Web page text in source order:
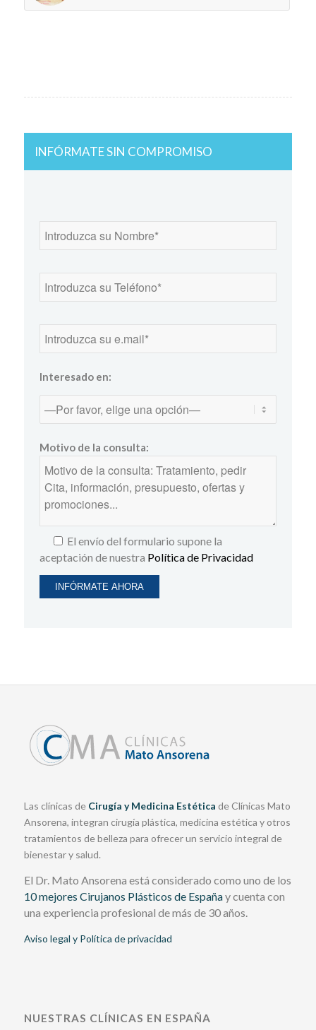
INFÓRMATE SIN COMPROMISO
Interesado en:
Motivo de la consulta:
El envío del formulario supone la
aceptación de nuestra Política de Privacidad
Las clínicas de Cirugía y Medicina Estética de Clínicas Mato
Ansorena, integran cirugía plástica, medicina estética y otros
tratamientos de belleza para ofrecer un servicio integral de
bienestar y salud.
El Dr. Mato Ansorena está considerado como uno de los
10 mejores Cirujanos Plásticos de Españay cuenta con
una experiencia profesional de más de 30 años.
Aviso legal y Política de privacidad
NUESTRAS CLÍNICAS EN ESPAÑA